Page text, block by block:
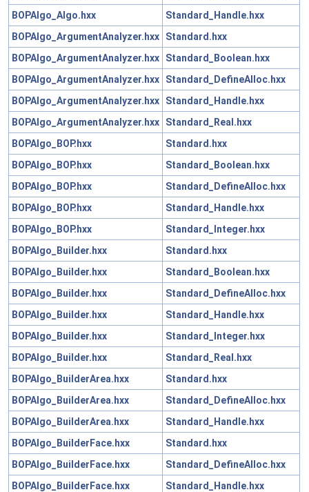
BOPAlgo_Algo.hxx
Standard_Handle.hxx
BOPAlgo_ArgumentAnalyzer.hxx
Standard.hxx
BOPAlgo_ArgumentAnalyzer.hxx
Standard_Boolean.hxx
BOPAlgo_ArgumentAnalyzer.hxx
Standard_DefineAlloc.hxx
BOPAlgo_ArgumentAnalyzer.hxx
Standard_Handle.hxx
BOPAlgo_ArgumentAnalyzer.hxx
Standard_Real.hxx
BOPAlgo_BOP.hxx
Standard.hxx
BOPAlgo_BOP.hxx
Standard_Boolean.hxx
BOPAlgo_BOP.hxx
Standard_DefineAlloc.hxx
BOPAlgo_BOP.hxx
Standard_Handle.hxx
BOPAlgo_BOP.hxx
Standard_Integer.hxx
BOPAlgo_Builder.hxx
Standard.hxx
BOPAlgo_Builder.hxx
Standard_Boolean.hxx
BOPAlgo_Builder.hxx
Standard_DefineAlloc.hxx
BOPAlgo_Builder.hxx
Standard_Handle.hxx
BOPAlgo_Builder.hxx
Standard_Integer.hxx
BOPAlgo_Builder.hxx
Standard_Real.hxx
BOPAlgo_BuilderArea.hxx
Standard.hxx
BOPAlgo_BuilderArea.hxx
Standard_DefineAlloc.hxx
BOPAlgo_BuilderArea.hxx
Standard_Handle.hxx
BOPAlgo_BuilderFace.hxx
Standard.hxx
BOPAlgo_BuilderFace.hxx
Standard_DefineAlloc.hxx
BOPAlgo_BuilderFace.hxx
Standard_Handle.hxx